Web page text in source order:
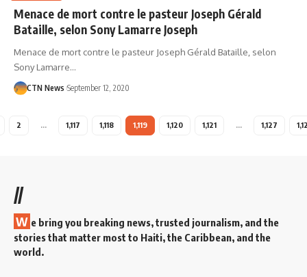
Menace de mort contre le pasteur Joseph Gérald
Bataille, selon Sony Lamarre Joseph
Menace de mort contre le pasteur Joseph Gérald Bataille, selon
Sony Lamarre…
CTN News September 12, 2020
2 … 1,117 1,118 1,119 1,120 1,121 … 1,127
//
W e bring you breaking news, trusted journalism, and the
stories that matter most to Haiti, the Caribbean, and the
world.